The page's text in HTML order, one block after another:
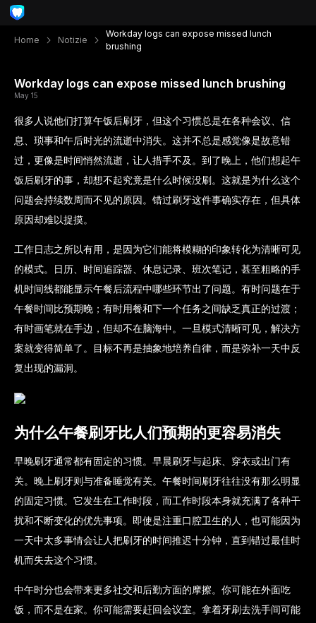
Home Notizie
Workday logs can expose missed lunch
brushing
Workday logs can expose missed lunch brushing
May 15
很多人说他们打算午饭后刷牙，但这个习惯总是在各种会议、信
息、琐事和午后时光的流逝中消失。这并不总是感觉像是故意错
过，更像是时间悄然流逝，让人措手不及。到了晚上，他们想起午
饭后刷牙的事，却想不起究竟是什么时候没刷。这就是为什么这个
问题会持续数周而不见的原因。错过刷牙这件事确实存在，但具体
原因却难以捉摸。
工作日志之所以有用，是因为它们能将模糊的印象转化为清晰可见
的模式。日历、时间追踪器、休息记录、班次笔记，甚至粗略的手
机时间线都能显示午餐后流程中哪些环节出了问题。有时问题在于
午餐时间比预期晚；有时用餐和下一个任务之间缺乏真正的过渡；
有时画笔就在手边，但却不在脑海中。一旦模式清晰可见，解决方
案就变得简单了。目标不再是抽象地培养自律，而是弥补一天中反
复出现的漏洞。
为什么午餐刷牙比人们预期的更容易消失
早晚刷牙通常都有固定的习惯。早晨刷牙与起床、穿衣或出门有
关。晚上刷牙则与准备睡觉有关。午餐时间刷牙往往没有那么明显
的固定习惯。它发生在工作时段，而工作时段本身就充满了各种干
扰和不断变化的优先事项。即使是注重口腔卫生的人，也可能因为
一天中太多事情会让人把刷牙的时间推迟十分钟，直到错过最佳时
机而失去这个习惯。
中午时分也会带来更多社交和后勤方面的摩擦。你可能在外面吃
饭，而不是在家。你可能需要赶回会议室。拿着牙刷去洗手间可能